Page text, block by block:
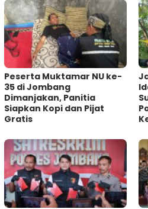
Peserta Muktamar NU ke-
35 di Jombang
Dimanjakan, Panitia
Siapkan Kopi dan Pijat
Gratis